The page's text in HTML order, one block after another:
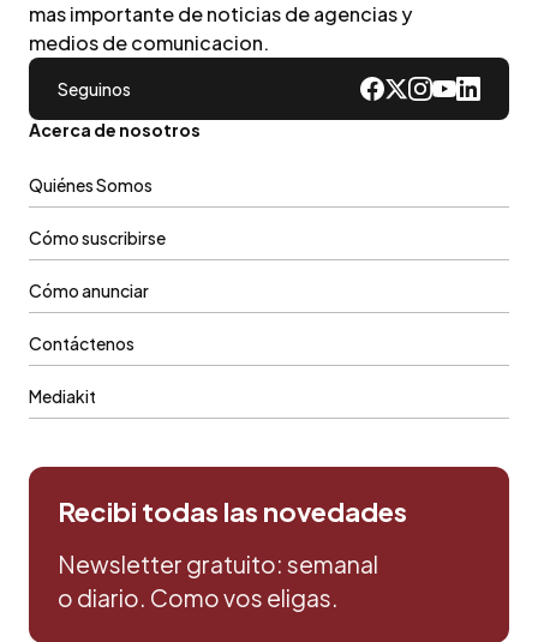
mas importante de noticias de agencias y
medios de comunicacion.
Seguinos
Acerca de nosotros
Quiénes Somos
Cómo suscribirse
Cómo anunciar
Contáctenos
Mediakit
Recibi todas las novedades
Newsletter gratuito: semanal
o diario. Como vos eligas.